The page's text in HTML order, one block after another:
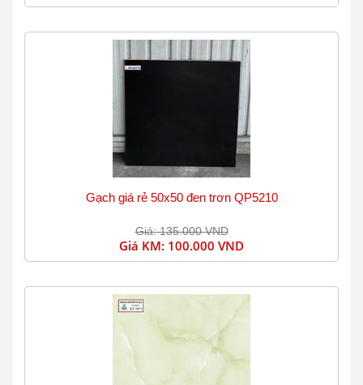
Gạch giá rẻ 50x50 đen trơn QP5210
Giá: 135.000 VND
Giá KM: 100.000 VND